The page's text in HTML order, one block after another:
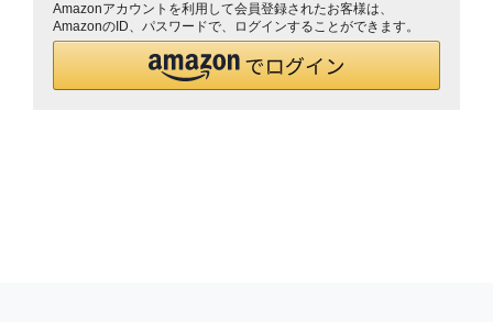
Amazonアカウントを利用して会員登録されたお客様は、
AmazonのID、パスワードで、ログインすることができます。